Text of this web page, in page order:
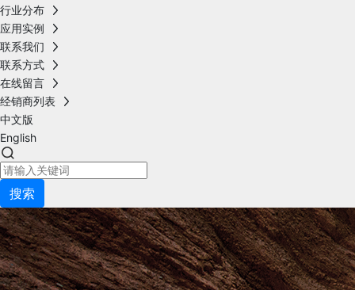
行业分布
应用实例
联系我们
联系方式
在线留言
经销商列表
中文版
English
搜索